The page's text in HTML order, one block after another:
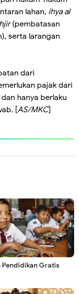
lahan, ihya al
(pembatasan
serta larangan
dari
pajak dari
hanya berlaku
[AS/MKC]
Pendidikan Gratis